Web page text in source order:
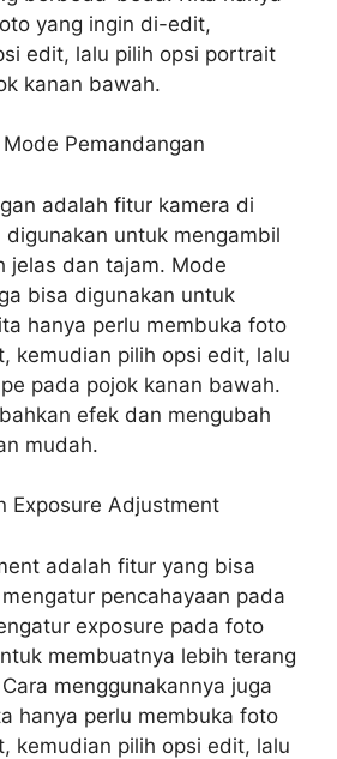
yang ingin di-edit,
edit, lalu pilih opsi portrait
kanan bawah.
Pemandangan
adalah fitur kamera di
digunakan untuk mengambil
jelas dan tajam. Mode
bisa digunakan untuk
hanya perlu membuka foto
kemudian pilih opsi edit, lalu
pada pojok kanan bawah.
efek dan mengubah
mudah.
Exposure Adjustment
adalah fitur yang bisa
pencahayaan pada
exposure pada foto
membuatnya lebih terang
menggunakannya juga
hanya perlu membuka foto
kemudian pilih opsi edit, lalu